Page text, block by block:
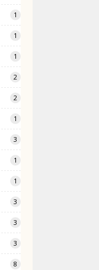
1
1
1
2
2
1
3
1
1
3
3
3
8